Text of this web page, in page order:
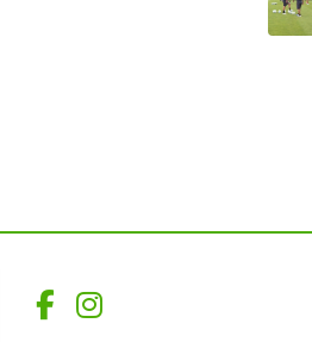
Facebook
Instagram